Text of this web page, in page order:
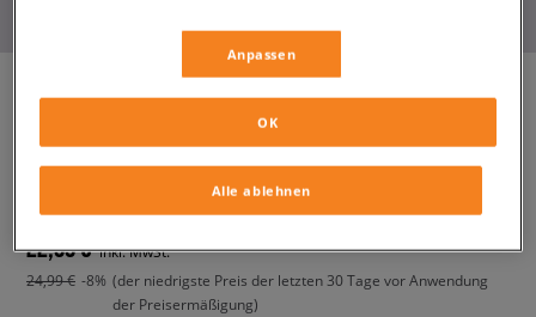
NIKE SUNRAY PROTECT 2
kinder, sandalen
22,99 € inkl. MwSt.
24,99 € -8% (der niedrigste Preis der letzten 30 Tage vor Anwendung
der Preisermäßigung)
Anpassen
Alle ablehnen
OK